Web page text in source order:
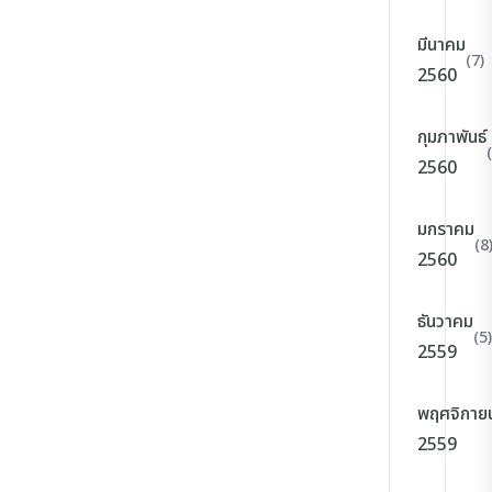
มีนาคม
2560
(7)
กุมภาพันธ์
2560
มกราคม
2560
(8)
ธันวาคม
2559
(5)
พฤศจิกาย
2559